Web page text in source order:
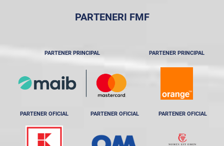
PARTENERI FMF
PARTENER PRINCIPAL PARTENER PRINCIPAL
PARTENER OFICIAL PARTENER OFICIAL PARTENER OFICIAL